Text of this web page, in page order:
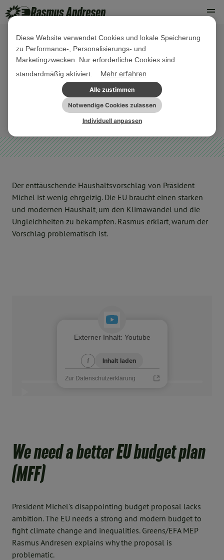
19. FEBRUAR 2020
Wir brauchen einen besseren EU-
Haushalt (MFF)
EU-HAUSHALT GREEN NEW DEAL REDEN UND VIDEO
Der enttäuschende Haushaltsvorschlag von Präsident
Michel ist wenig ehrgeizig. Die EU braucht einen starken
und modernen Haushalt, um den Klimawandel und die
Ungleichheiten zu bekämpfen. Rasmus erklärt, warum der
Vorschlag problematisch ist.
Externer Inhalt: Youtube
ii Inhalt laden
Zur Datenschutzerklärung
We need a better EU budget plan
(MFF)
President Michel’s disappointing budget proposal lacks
ambition. The EU needs a strong and modern budget to
fight climate change and inequalities. Greens/EFA MEP
Rasmus Andresen explains why the proposal is
problematic.
Diese Website verwendet Cookies und lokale Speicherung
zu Performance-, Personalisierungs- und
Marketingzwecken. Nur erforderliche Cookies sind
standardmäßig aktiviert.
Mehr erfahren
Alle zustimmen
Notwendige Cookies zulassen
Individuell anpassen